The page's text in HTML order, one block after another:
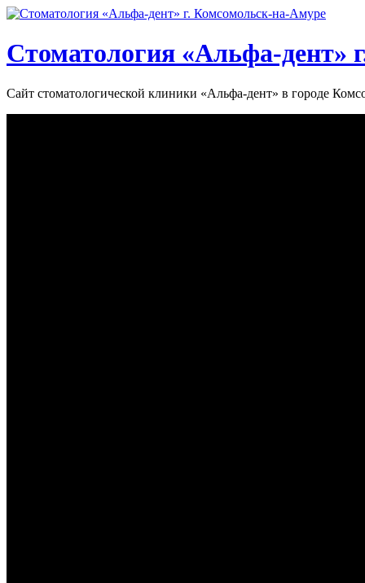
Стоматология «‎Альфа-дент»‎
Сайт стоматологической клиники «‎Альфа-дент» в городе